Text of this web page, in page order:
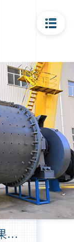
时产200吨石子球磨机制砂效果怎么样?制砂成本高吗？